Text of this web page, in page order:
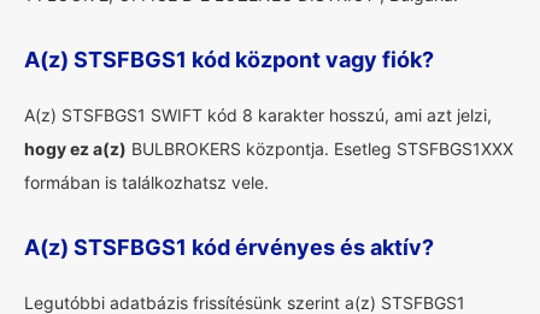
A(z) STSFBGS1 kód központ vagy fiók?
A(z) STSFBGS1 SWIFT kód 8 karakter hosszú, ami azt jelzi,
hogy ez a(z) BULBROKERS központja. Esetleg STSFBGS1XXX
formában is találkozhatsz vele.
A(z) STSFBGS1 kód érvényes és aktív?
Legutóbbi adatbázis frissítésünk szerint a(z) STSFBGS1